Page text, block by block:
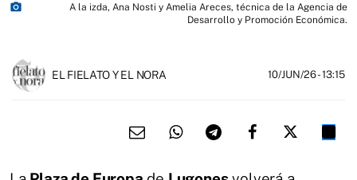
photo_camera
A la izda, Ana Nosti y Amelia Areces, técnica de la Agencia de
Desarrollo y Promoción Económica.
EL FIELATO Y EL NORA 10/JUN/26- 13:15